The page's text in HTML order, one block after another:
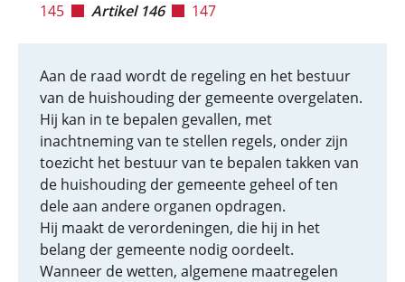
145 Artikel 146 147
Aan de raad wordt de regeling en het bestuur
van de huishouding der gemeente overgelaten.
Hij kan in te bepalen gevallen, met
inachtneming van te stellen regels, onder zijn
toezicht het bestuur van te bepalen takken van
de huishouding der gemeente geheel of ten
dele aan andere organen opdragen.
Hij maakt de verordeningen, die hij in het
belang der gemeente nodig oordeelt.
Wanneer de wetten, algemene maatregelen